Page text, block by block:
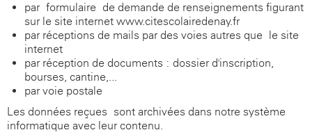
par formulaire de demande de renseignements figurant
sur le site internet www.citescolairedenay.fr
par réceptions de mails par des voies autres que le site
internet
par réception de documents : dossier d'inscription,
bourses, cantine,...
par voie postale
Les données reçues sont archivées dans notre système
informatique avec leur contenu.